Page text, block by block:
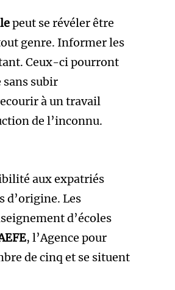
peut se révéler être
genre. Informer les
Ceux-ci pourront
subir
à un travail
de l’inconnu.
aux expatriés
d’origine. Les
d’écoles
, l’Agence pour
de cinq et se situent